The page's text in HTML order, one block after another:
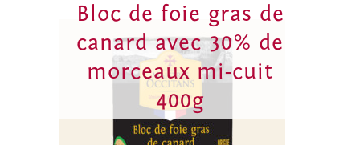
Bloc de foie gras de
canard avec 30% de
morceaux mi-cuit
400g